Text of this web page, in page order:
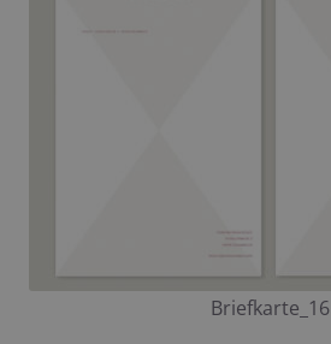
Briefkarte_16